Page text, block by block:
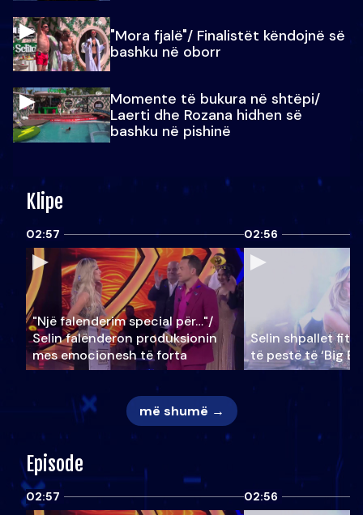
"Mora fjalë"/ Finalistët këndojnë së
bashku në oborr
Momente të bukura në shtëpi/
Laerti dhe Rozana hidhen së
bashku në pishinë
Klipe
02:57
"Një falenderim special për…"/
Selin falënderon produksionin
mes emocionesh të forta
02:56
Selin shpallet
të pestë të ‘Big
më shumë →
Episode
02:57 02:56